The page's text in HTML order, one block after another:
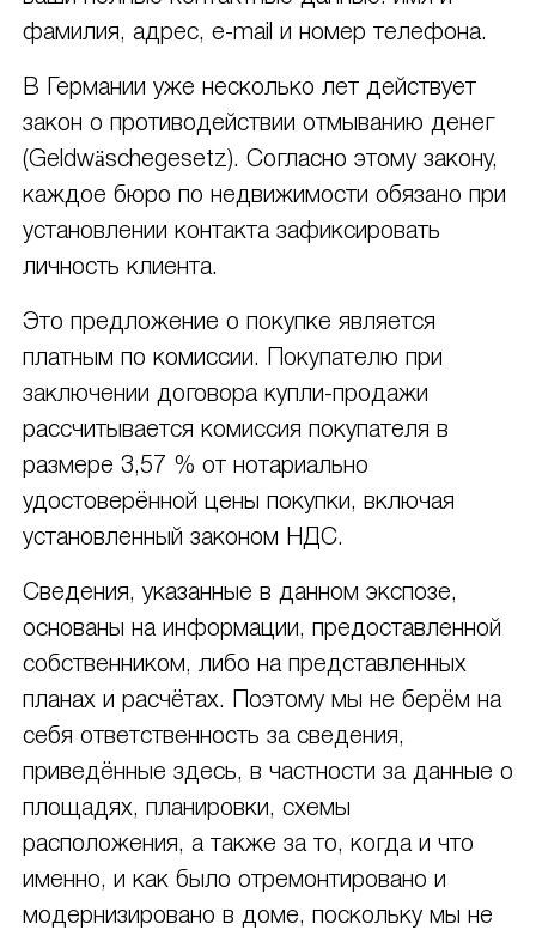
фамилия, адрес, e-mail и номер телефона.
В Германии уже несколько лет действует
закон о противодействии отмыванию денег
(Geldwäschegesetz). Согласно этому закону,
каждое бюро по недвижимости обязано при
установлении контакта зафиксировать
личность клиента.
Это предложение о покупке является
платным по комиссии. Покупателю при
заключении договора купли-продажи
рассчитывается комиссия покупателя в
размере 3,57 % от нотариально
удостоверённой цены покупки, включая
установленный законом НДС.
Сведения, указанные в данном экспозе,
основаны на информации, предоставленной
собственником, либо на представленных
планах и расчётах. Поэтому мы не берём на
себя ответственность за сведения,
приведённые здесь, в частности за данные о
площадях, планировки, схемы
расположения, а также за то, когда и что
именно, и как было отремонтировано и
модернизировано в доме, поскольку мы не